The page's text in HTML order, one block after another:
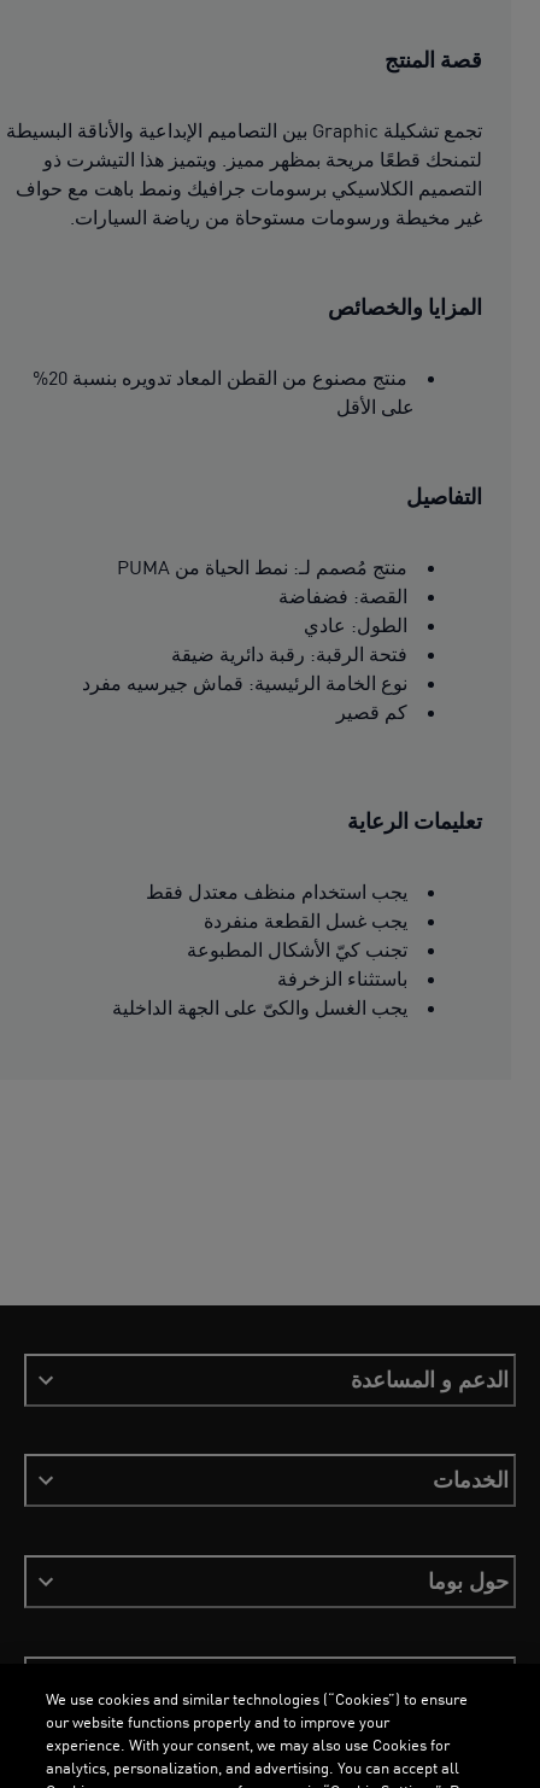
قصة المنتج
تجمع تشكيلة Graphic بين التصاميم الإبداعية والأناقة البسيطة
لتمنحك قطعًا مريحة بمظهر مميز. ويتميز هذا التيشرت ذو
التصميم الكلاسيكي برسومات جرافيك ونمط باهت مع حواف
غير مخيطة ورسومات مستوحاة من رياضة السيارات.
المزايا والخصائص
منتج مصنوع من القطن المعاد تدويره بنسبة 20%
على الأقل
التفاصيل
منتج مُصمم لـ: نمط الحياة من PUMA
القصة: فضفاضة
الطول: عادي
فتحة الرقبة: رقبة دائرية ضيقة
نوع الخامة الرئيسية: قماش جيرسيه مفرد
كم قصير
تعليمات الرعاية
يجب استخدام منظف معتدل فقط
يجب غسل القطعة منفردة
تجنب كيّ الأشكال المطبوعة
باستثناء الزخرفة
يجب الغسل والكىّ على الجهة الداخلية
الدعم و المساعدة
الخدمات
حول بوما
We use cookies and similar technologies (“Cookies”) to ensure
our website functions properly and to improve your
experience. With your consent, we may also use Cookies for
analytics, personalization, and advertising. You can accept all